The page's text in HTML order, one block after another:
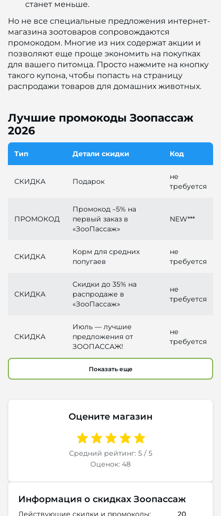
станет меньше.
Но не все специальные предложения интернет-
магазина зоотоваров сопровождаются
промокодом. Многие из них содержат акции и
позволяют еще проще экономить на покупках
для вашего питомца. Просто нажмите на кнопку
такого купона, чтобы попасть на страницу
распродажи товаров для домашних животных.
Лучшие промокоды Зоопассаж
2026
Тип Детали скидки Код
СКИДКА Подарок
не
требуется
ПРОМОКОД
Промокод –5% на
первый заказ в
«ЗооПассаж»
NEW***
СКИДКА
Корм для средних
попугаев
не
требуется
СКИДКА
Скидки до 35% на
распродаже в
«ЗооПассаж»
не
требуется
СКИДКА
Июль — лучшие
предложения от
ЗООПАССАЖ!
не
требуется
Показать еще
Оцените магазин
Средний рейтинг: 5 / 5
Оценок: 48
Информация о скидках Зоопассаж
Действующие скидки и промокоды: 20